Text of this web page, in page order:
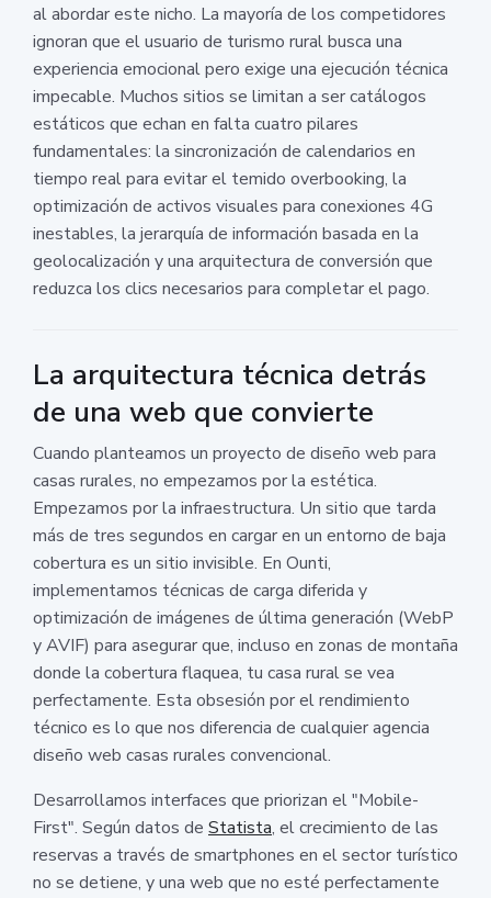
al abordar este nicho. La mayoría de los competidores
ignoran que el usuario de turismo rural busca una
experiencia emocional pero exige una ejecución técnica
impecable. Muchos sitios se limitan a ser catálogos
estáticos que echan en falta cuatro pilares
fundamentales: la sincronización de calendarios en
tiempo real para evitar el temido overbooking, la
optimización de activos visuales para conexiones 4G
inestables, la jerarquía de información basada en la
geolocalización y una arquitectura de conversión que
reduzca los clics necesarios para completar el pago.
La arquitectura técnica detrás
de una web que convierte
Cuando planteamos un proyecto de diseño web para
casas rurales, no empezamos por la estética.
Empezamos por la infraestructura. Un sitio que tarda
más de tres segundos en cargar en un entorno de baja
cobertura es un sitio invisible. En Ounti,
implementamos técnicas de carga diferida y
optimización de imágenes de última generación (WebP
y AVIF) para asegurar que, incluso en zonas de montaña
donde la cobertura flaquea, tu casa rural se vea
perfectamente. Esta obsesión por el rendimiento
técnico es lo que nos diferencia de cualquier agencia
diseño web casas rurales convencional.
Desarrollamos interfaces que priorizan el "Mobile-
First". Según datos de Statista, el crecimiento de las
reservas a través de smartphones en el sector turístico
no se detiene, y una web que no esté perfectamente